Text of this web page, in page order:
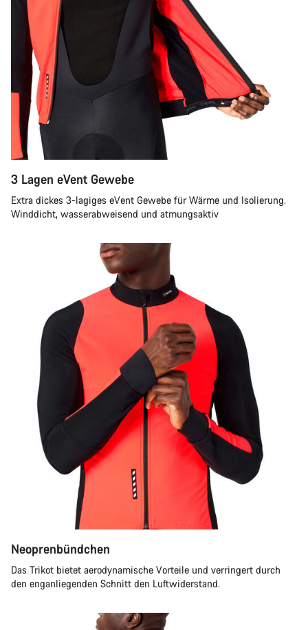
3 Lagen eVent Gewebe
Extra dickes 3-lagiges eVent Gewebe für Wärme und Isolierung.
Winddicht, wasserabweisend und atmungsaktiv
Neoprenbündchen
Das Trikot bietet aerodynamische Vorteile und verringert durch
den enganliegenden Schnitt den Luftwiderstand.